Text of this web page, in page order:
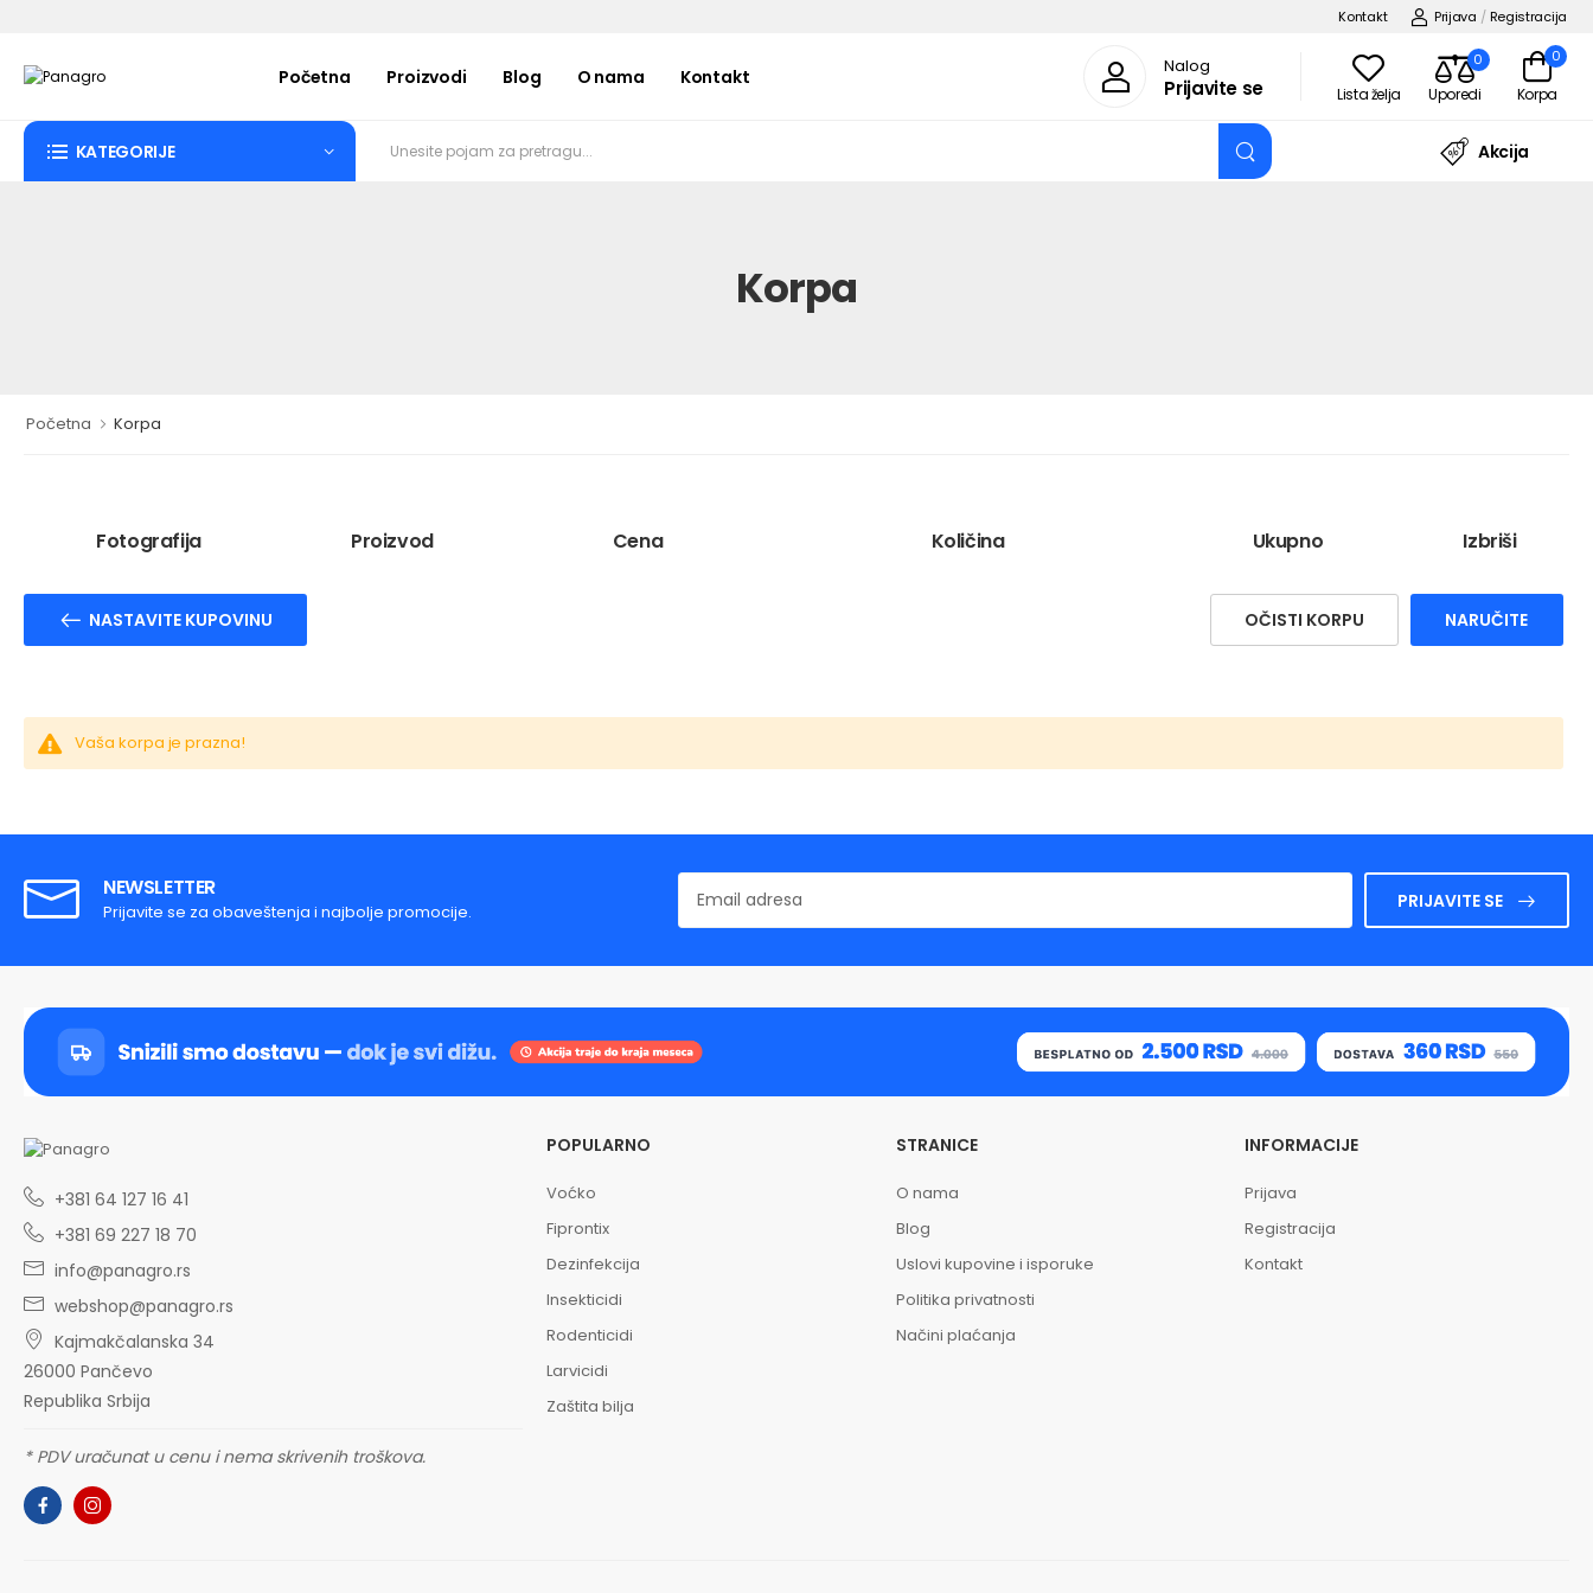
Kontakt Prijava / Registracija
Početna Proizvodi Blog O nama Kontakt Nalog
Prijavite se Lista želja
0
Uporedi
0
Korpa
KATEGORIJE Akcija
Korpa
Početna Korpa
Fotografija Proizvod Cena Količina Ukupno Izbriši
NASTAVITE KUPOVINU OČISTI KORPU NARUČITE
Vaša korpa je prazna!
NEWSLETTER
Prijavite se za obaveštenja i najbolje promocije. PRIJAVITE SE
+381 64 127 16 41
+381 69 227 18 70
info@panagro.rs
webshop@panagro.rs
Kajmakčalanska 34
26000 Pančevo
Republika Srbija
* PDV uračunat u cenu i nema skrivenih troškova.
POPULARNO
Voćko
Fiprontix
Dezinfekcija
Insekticidi
Rodenticidi
Larvicidi
Zaštita bilja
STRANICE
O nama
Blog
Uslovi kupovine i isporuke
Politika privatnosti
Načini plaćanja
INFORMACIJE
Prijava
Registracija
Kontakt